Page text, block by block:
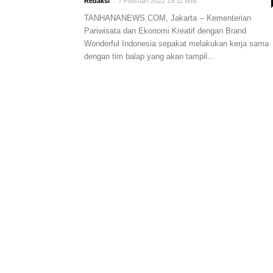
TANHANANEWS.COM, Jakarta -- Kementerian
Pariwisata dan Ekonomi Kreatif dengan Brand
Wonderful Indonesia sepakat melakukan kerja sama
dengan tim balap yang akan tampil...